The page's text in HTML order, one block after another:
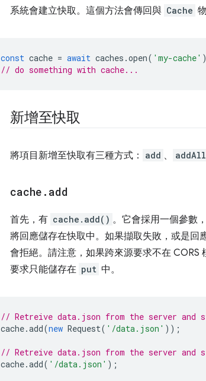
系統會建立快取。這個方法會傳回與 Cache
const cache = await caches .open( 'my-cache'
// do something with cache...
新增至快取
將項目新增至快取有三種方式： add 、 addAll
cache . add
首先，有 cache.add() 。它會採用一個參數
將回應儲存在快取中。如果擷取失敗，或是
會拒絕。請注意，如果跨來源要求不在 CORS
要求只能儲存在 put 中。
// Retreive data.json from the server and
cache.add(new Request( '/data.json' ));
// Retreive data.json from the server and
cache.add( '/data.json' );